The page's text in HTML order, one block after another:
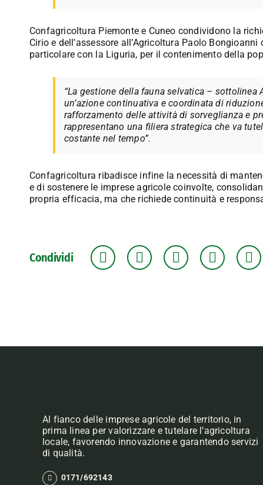
Confagricoltura Piemonte e Cuneo condividono la
Cirio e dell’assessore all’Agricoltura Paolo
particolare con la Liguria, per il contenimento della
“La gestione della fauna selvatica –
un’azione continuativa e coordinata di
rafforzamento delle attività di sorveglianza e
rappresentano una filiera strategica che va
costante nel tempo”.
Confagricoltura ribadisce infine la necessità di
e di sostenere le imprese agricole coinvolte,
propria efficacia, ma che richiede continuità e
Condividi
Al fianco delle imprese agricole del territorio, in
prima linea per valorizzare e tutelare l’agricoltura
locale, favorendo innovazione e garantendo servizi
di qualità.
0171/692143